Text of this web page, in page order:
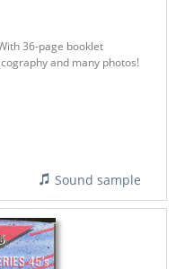
36-page booklet
and many photos!
Sound sample